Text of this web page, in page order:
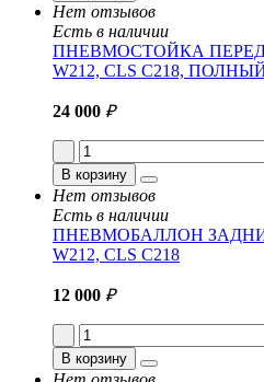
Нет отзывов
Есть в наличии
ПНЕВМОСТОЙКА
W212, CLS C218,
24 000 ₽
В корзину
Нет отзывов
Есть в наличии
ПНЕВМОБАЛЛОН
W212, CLS C218
12 000 ₽
В корзину